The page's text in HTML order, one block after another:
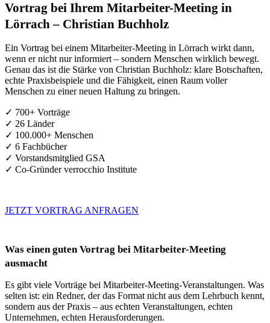
Vortrag bei Ihrem Mitarbeiter-Meeting in
Lörrach – Christian Buchholz
Ein Vortrag bei einem Mitarbeiter-Meeting in Lörrach wirkt dann,
wenn er nicht nur informiert – sondern Menschen wirklich bewegt.
Genau das ist die Stärke von Christian Buchholz: klare Botschaften,
echte Praxisbeispiele und die Fähigkeit, einen Raum voller
Menschen zu einer neuen Haltung zu bringen.
✓ 700+ Vorträge
✓ 26 Länder
✓ 100.000+ Menschen
✓ 6 Fachbücher
✓ Vorstandsmitglied GSA
✓ Co-Gründer verrocchio Institute
JETZT VORTRAG ANFRAGEN
Was einen guten Vortrag bei Mitarbeiter-Meeting
ausmacht
Es gibt viele Vorträge bei Mitarbeiter-Meeting-Veranstaltungen. Was
selten ist: ein Redner, der das Format nicht aus dem Lehrbuch kennt,
sondern aus der Praxis – aus echten Veranstaltungen, echten
Unternehmen, echten Herausforderungen.